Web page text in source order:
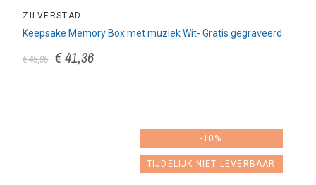
ZILVERSTAD
Keepsake Memory Box met muziek Wit- Gratis gegraveerd
€ 45,95 € 41,36
-10%
TIJDELIJK NIET LEVERBAAR